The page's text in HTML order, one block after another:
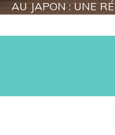
AU JAPON : UNE